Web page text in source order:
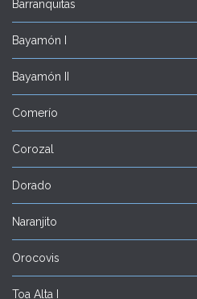
Barranquitas
Bayamón I
Bayamón II
Comerío
Corozal
Dorado
Naranjito
Orocovis
Toa Alta I